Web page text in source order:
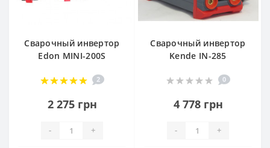
Сварочный инвертор
Edon MINI-200S
2
2 275 грн
- +
Сварочный инвертор
Kende IN-285
0
4 778 грн
- +